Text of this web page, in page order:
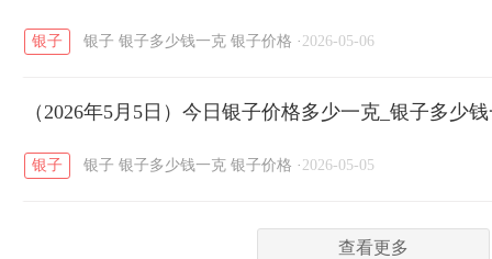
银子 银子 银子多少钱一克 银子价格 · 2026-05-06
（2026年5月5日）今日银子价格多少一克_银子多少
银子 银子 银子多少钱一克 银子价格 · 2026-05-05
查看更多